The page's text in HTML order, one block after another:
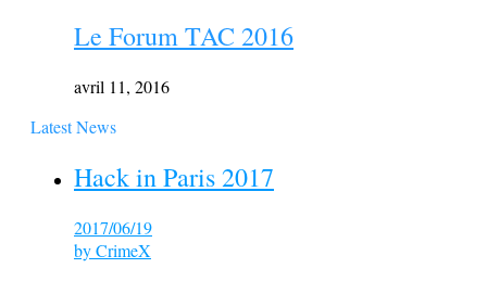
Le Forum TAC 2016
avril 11, 2016
Latest News
Hack in Paris 2017
2017/06/19
byCrimeX